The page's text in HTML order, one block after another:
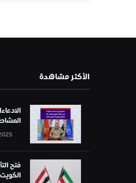
الأكثر مشاهدة
المشاط – 20
فتح